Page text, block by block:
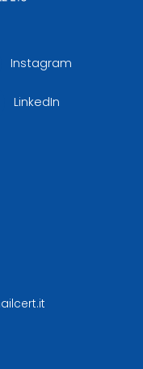
Instagram
LinkedIn